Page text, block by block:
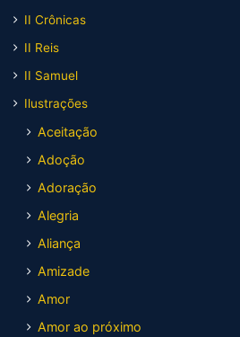
II Crônicas
II Reis
II Samuel
Ilustrações
Aceitação
Adoção
Adoração
Alegria
Aliança
Amizade
Amor
Amor ao próximo